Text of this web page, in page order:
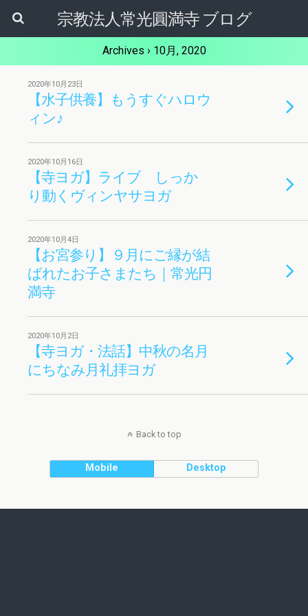
宗教法人常光圓満寺 ブログ
Archives › 10月, 2020
2020年10月23日
【水子供養】もうすぐハロウ
ィン♪
2020年10月16日
【寺ヨガ】ライブ しっか
り動くヴィンヤサヨガ
2020年10月4日
【お宮参り】９月にご縁が結
ばれたお子さまたち｜常光円
満寺
2020年10月2日
【寺ヨガ・法話】中秋の名月
にちなみ月礼拝ヨガ
Back to top
Mobile Desktop